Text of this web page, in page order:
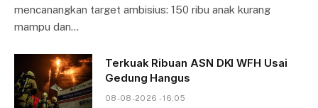
mencanangkan target ambisius: 150 ribu anak kurang
mampu dan…
Terkuak Ribuan ASN DKI WFH Usai
Gedung Hangus
08-08-2026 - 16.05